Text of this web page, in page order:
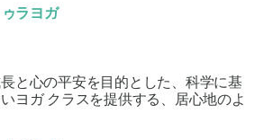
ゥラヨガ
と心の平安を目的とした、科学に基
ヨガ クラスを提供する、居心地のよ